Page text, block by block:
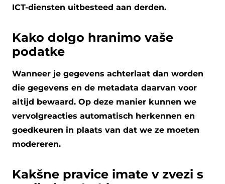
ICT-diensten uitbesteed aan derden.
Kako dolgo hranimo vaše
podatke
Wanneer je gegevens achterlaat dan worden
die gegevens en de metadata daarvan voor
altijd bewaard. Op deze manier kunnen we
vervolgreacties automatisch herkennen en
goedkeuren in plaats van dat we ze moeten
modereren.
Kakšne pravice imate v zvezi s